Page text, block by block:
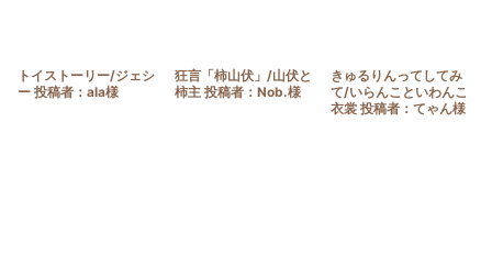
トイストーリー/ジェシ
ー 投稿者：ala様
狂言「柿山伏」/山伏と
柿主 投稿者：Nob.様
きゅるりんってしてみ
て/いらんこといわんこ
衣裳 投稿者：てゃん様